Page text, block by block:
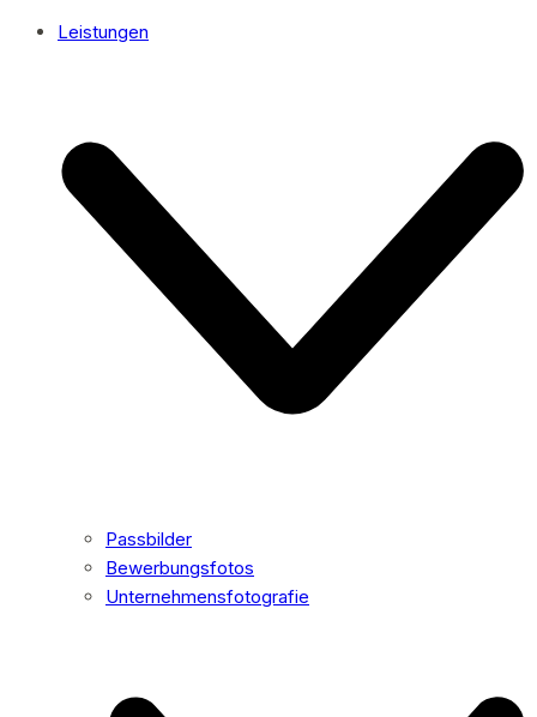
Leistungen
Passbilder
Bewerbungsfotos
Unternehmensfotografie